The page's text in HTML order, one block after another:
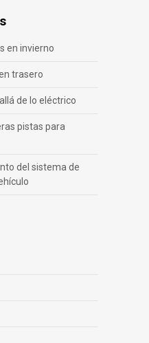
en invierno
trasero
de lo eléctrico
pistas para
del sistema de